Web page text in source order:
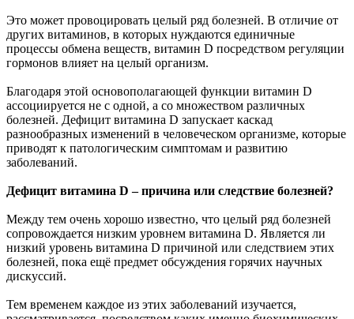
Это может провоцировать целый ряд болезней. В отличие от
других витаминов, в которых нуждаются единичные
процессы обмена веществ, витамин D посредством регуляции
гормонов влияет на целый организм.
Благодаря этой основополагающей функции витамин D
ассоциируется не с одной, а со множеством различных
болезней. Дефицит витамина D запускает каскад
разнообразных изменений в человеческом организме, которые
приводят к патологическим симптомам и развитию
заболеваний.
Дефицит витамина D – причина или следствие болезней?
Между тем очень хорошо известно, что целый ряд болезней
сопровождается низким уровнем витамина D. Является ли
низкий уровень витамина D причиной или следствием этих
болезней, пока ещё предмет обсуждения горячих научных
дискуссий.
Тем временем каждое из этих заболеваний изучается,